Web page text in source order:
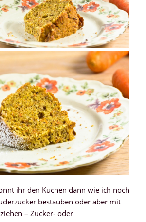
ihr den Kuchen dann wie ich noch
bestäuben oder aber mit
– Zucker- oder